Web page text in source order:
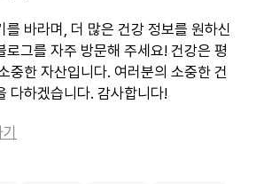
를 바라며, 더 많은 건강 정보를 원하신
로그를 자주 방문해 주세요! 건강은 평
중한 자산입니다. 여러분의 소중한 건
다하겠습니다. 감사합니다!